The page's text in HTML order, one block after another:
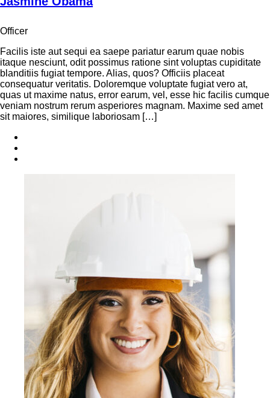
Officer
Facilis iste aut sequi ea saepe pariatur earum quae nobis
itaque nesciunt, odit possimus ratione sint voluptas cupiditate
blanditiis fugiat tempore. Alias, quos? Officiis placeat
consequatur veritatis. Doloremque voluptate fugiat vero at,
quas ut maxime natus, error earum, vel, esse hic facilis cumque
veniam nostrum rerum asperiores magnam. Maxime sed amet
sit maiores, similique laboriosam […]